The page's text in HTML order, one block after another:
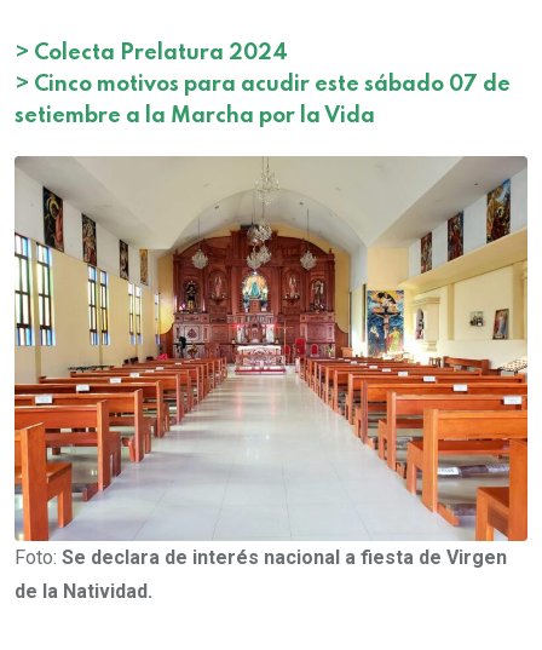
> Colecta Prelatura 2024
> Cinco motivos para acudir este sábado 07 de
setiembre a la Marcha por la Vida
Foto: Se declara de interés nacional a fiesta de Virgen
de la Natividad.